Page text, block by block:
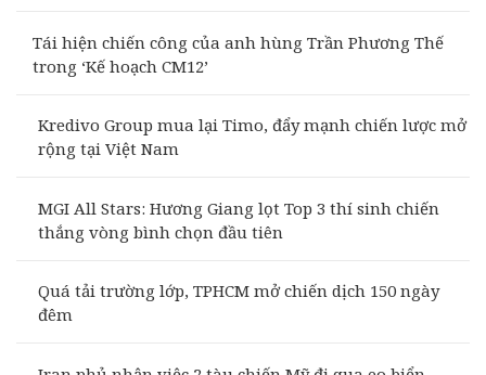
Tái hiện chiến công của anh hùng Trần Phương Thế
trong ‘Kế hoạch CM12’
Kredivo Group mua lại Timo, đẩy mạnh chiến lược mở
rộng tại Việt Nam
MGI All Stars: Hương Giang lọt Top 3 thí sinh chiến
thắng vòng bình chọn đầu tiên
Quá tải trường lớp, TPHCM mở chiến dịch 150 ngày
đêm